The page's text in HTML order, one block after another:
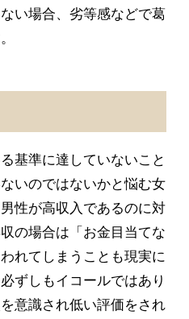
い場合、劣等感などで葛
基準に達していないこと
いのではないかと悩む女
性が高収入であるのに対
の場合は「お金目当てな
れてしまうことも現実に
ずしもイコールではあり
意識され低い評価をされ